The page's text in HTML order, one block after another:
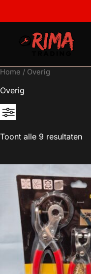
inhoud
Home / Overig
Overig
€0
Overig
Sluban bouwstenen
Toont alle 9 resultaten